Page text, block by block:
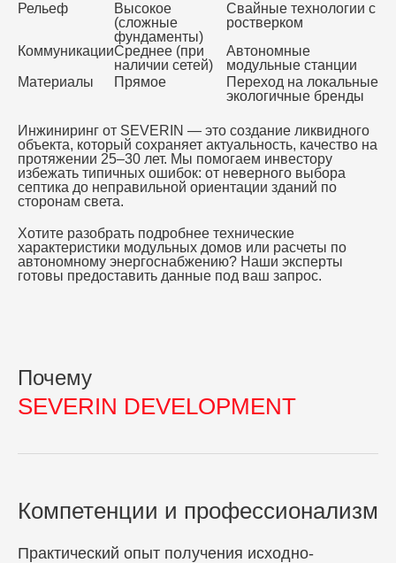
Рельеф
Высокое
(сложные
фундаменты)
Свайные технологии с
ростверком
КоммуникацииСреднее (при
наличии сетей)
Автономные
модульные станции
Материалы
Прямое
Переход на локальные
экологичные бренды
Инжиниринг от SEVERIN — это создание ликвидного
объекта, который сохраняет актуальность, качество на
протяжении 25–30 лет. Мы помогаем инвестору
избежать типичных ошибок: от неверного выбора
септика до неправильной ориентации зданий по
сторонам света.
Хотите разобрать подробнее технические
характеристики модульных домов или расчеты по
автономному энергоснабжению? Наши эксперты
готовы предоставить данные под ваш запрос.
Почему
SEVERIN DEVELOPMENT
Компетенции и профессионализм
Практический опыт получения исходно-